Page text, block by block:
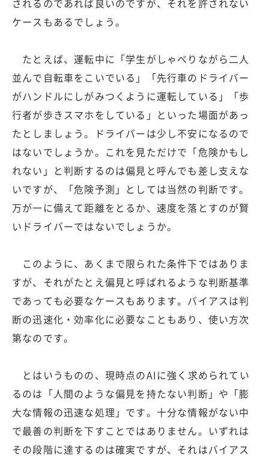
されるのであれば良いのですが、それを許されない
ケースもあるでしょう。
たとえば、運転中に「学生がしゃべりながら二人
並んで自転車をこいでいる」「先行車のドライバー
がハンドルにしがみつくように運転している」「歩
行者が歩きスマホをしている」といった場面があっ
たとしましょう。ドライバーは少し不安になるので
はないでしょうか。これを見ただけで「危険かもし
れない」と判断するのは偏見と呼んでも差し支えな
いですが、「危険予測」としては当然の判断です。
万が一に備えて距離をとるか、速度を落とすのが賢
いドライバーではないでしょうか。
このように、あくまで限られた条件下ではありま
すが、それがたとえ偏見と呼ばれるような判断基準
であっても必要なケースもあります。バイアスは判
断の迅速化・効率化に必要なこともあり、使い方次
第なのです。
とはいうものの、現時点のAIに強く求められてい
るのは「人間のような偏見を持たない判断」や「膨
大な情報の迅速な処理」です。十分な情報がない中
で最善の判断を下すことではありません。いずれは
その段階に達するのは確実ですが、それはバイアス